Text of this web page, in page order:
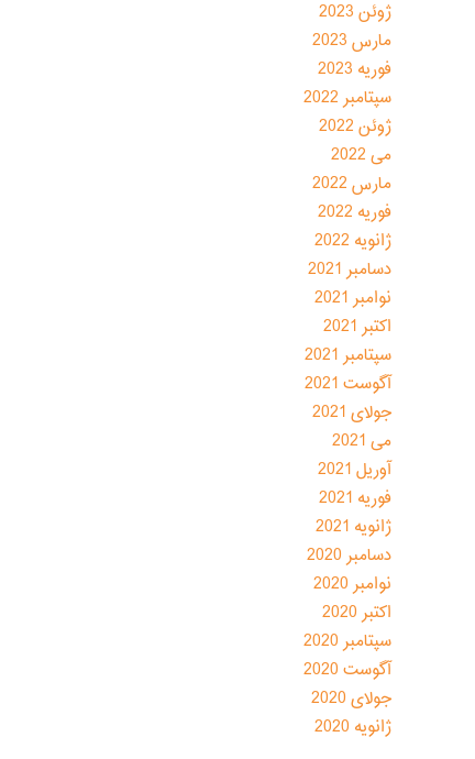
ژوئن 2023
مارس 2023
فوریه 2023
سپتامبر 2022
ژوئن 2022
می 2022
مارس 2022
فوریه 2022
ژانویه 2022
دسامبر 2021
نوامبر 2021
اکتبر 2021
سپتامبر 2021
آگوست 2021
جولای 2021
می 2021
آوریل 2021
فوریه 2021
ژانویه 2021
دسامبر 2020
نوامبر 2020
اکتبر 2020
سپتامبر 2020
آگوست 2020
جولای 2020
ژانویه 2020